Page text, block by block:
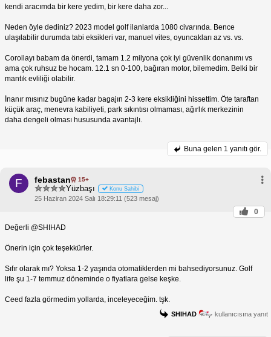
kendi aracımda bir kere yedim, bir kere daha zor...
Neden öyle dediniz? 2023 model golf ilanlarda 1080 civarında. Bence
ulaşılabilir durumda tabi eksikleri var, manuel vites, oyuncakları az vs. vs.
Corollayı babam da önerdi, tamam 1.2 milyona çok iyi güvenlik donanımı vs
ama çok ruhsuz be hocam. 12.1 sn 0-100, bağıran motor, bilemedim. Belki bir
mantık evliliği olabilir.
İnanır mısınız bugüne kadar bagajın 2-3 kere eksikliğini hissettim. Öte taraftan
küçük araç, menevra kabiliyeti, park sıkıntısı olmaması, ağırlık merkezinin
daha dengeli olması hususunda avantajlı.
Buna gelen 1 yanıtı gör.
F febastan 15+
Yüzbaşı Konu Sahibi
25 Haziran 2024 Salı 18:29:11 (523 mesaj)
0
Değerli @SHIHAD
Önerin için çok teşekkürler.
Sıfır olarak mı? Yoksa 1-2 yaşında otomatiklerden mi bahsediyorsunuz. Golf
life şu 1-7 temmuz döneminde o fiyatlara gelse keşke.
Ceed fazla görmedim yollarda, inceleyeceğim. tşk.
SHIHAD kullanıcısına yanıt